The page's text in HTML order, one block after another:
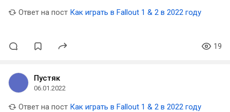
Ответ на пост Как играть в Fallout 1 & 2 в 2022 году
19
Пустяк
06.01.2022
Ответ на пост Как играть в Fallout 1 & 2 в 2022 году